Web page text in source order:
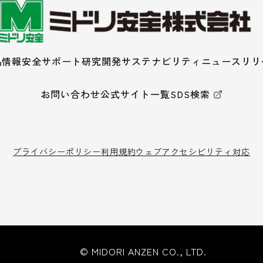
報安全サポート研究開発サステナビリティ ニュースリ
お問い合わせ公式サイト一覧SDS検索
プライバシーポリシー利用規約ウェブアクセシビリティ対応
© MIDORI ANZEN CO., LTD.